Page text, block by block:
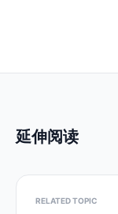
延伸阅读
RELATED TOPIC